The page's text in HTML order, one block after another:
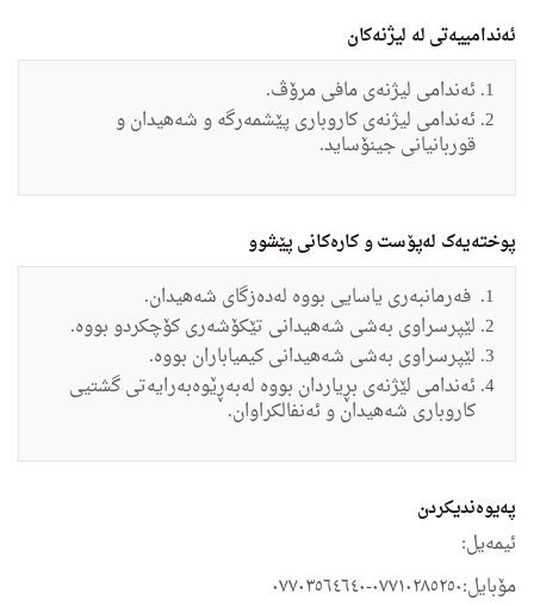
ئەندامییەتی لە لیژنەکان
ئەندامی لیژنه‌ى مافى مرۆڤ.
ئەندامی لیژنه‌ى كاروبارى پێشمه‌رگه‌ و شه‌هیدان و
قوربانیانى جینۆساید.
پوختەیەک لەپۆست و کارەکانی پێشوو
فه‌رمانبه‌ری یاسایی بووه‌ له‌ده‌زگای شه‌هیدان.
لێپرسراوی به‌شی شه‌هیدانی تێكۆشه‌ری كۆچكردو بووه‌.
لێپرسراوی به‌شی شه‌هیدانی كیمیاباران بووه‌.
ئه‌ندامی لێژنه‌ی بڕیاردان بووه‌ له‌به‌ڕێوه‌به‌رایه‌تی گشتیی
كاروباری شه‌هیدان و ئه‌نفالكراوان.
په‌یوه‌ندیكردن
ئیمه‌یل:
مۆبایل:٠٧٧١٠٢٨٥٢٥٠-٠٧٧٠٣٥٦٤٦٤٠